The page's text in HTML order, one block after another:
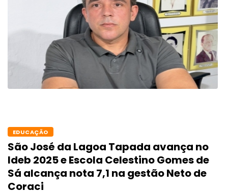
EDUCAÇÃO
São José da Lagoa Tapada avança no
Ideb 2025 e Escola Celestino Gomes de
Sá alcança nota 7,1 na gestão Neto de
Coraci